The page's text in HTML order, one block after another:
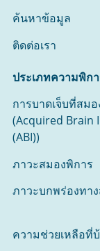
ค้นหาข้อมูล
ติดต่อเรา
ประเภทความพิก
การบาดเจ็บที่สมอ
(Acquired Brain
(ABI))
ภาวะสมองพิการ
ภาวะบกพร่องทา
ความช่วยเหลือที่